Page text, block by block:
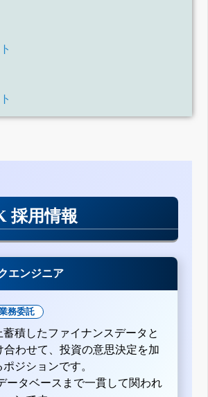
採用情報
エンジニア
務委託
蓄積したファイナンスデータと
合わせて、投資の意思決定を加
ジションです。
ータベースまで一貫して関われ